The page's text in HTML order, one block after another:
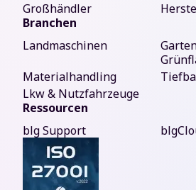
Großhändler
Branchen
Landmaschinen
Materialhandling
Lkw & Nutzfahrzeuge
Ressourcen
blg Support